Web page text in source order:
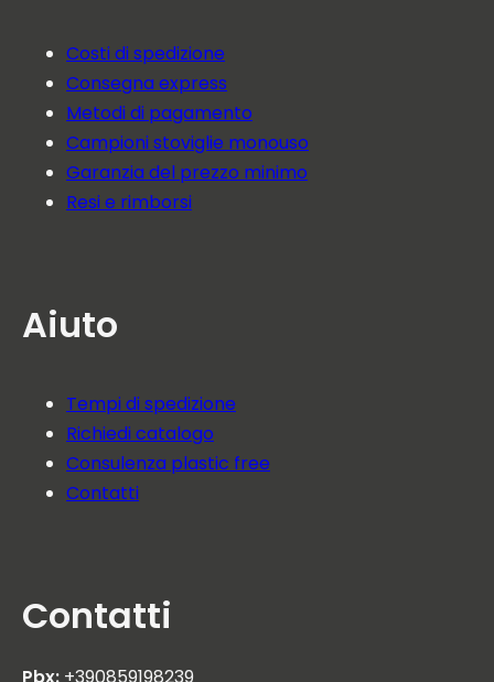
Costi di spedizione
Consegna express
Metodi di pagamento
Campioni stoviglie monouso
Garanzia del prezzo minimo
Resi e rimborsi
Aiuto
Tempi di spedizione
Richiedi catalogo
Consulenza plastic free
Contatti
Contatti